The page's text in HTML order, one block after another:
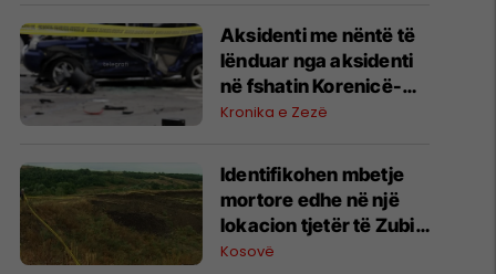
Aksidenti me nëntë të
lënduar nga aksidenti
në fshatin Korenicë-
deklarohen nga Spitali i
Kronika e Zezë
Identifikohen mbetje
mortore edhe në një
lokacion tjetër të Zubin
Potokut, Policia dhe
Kosovë